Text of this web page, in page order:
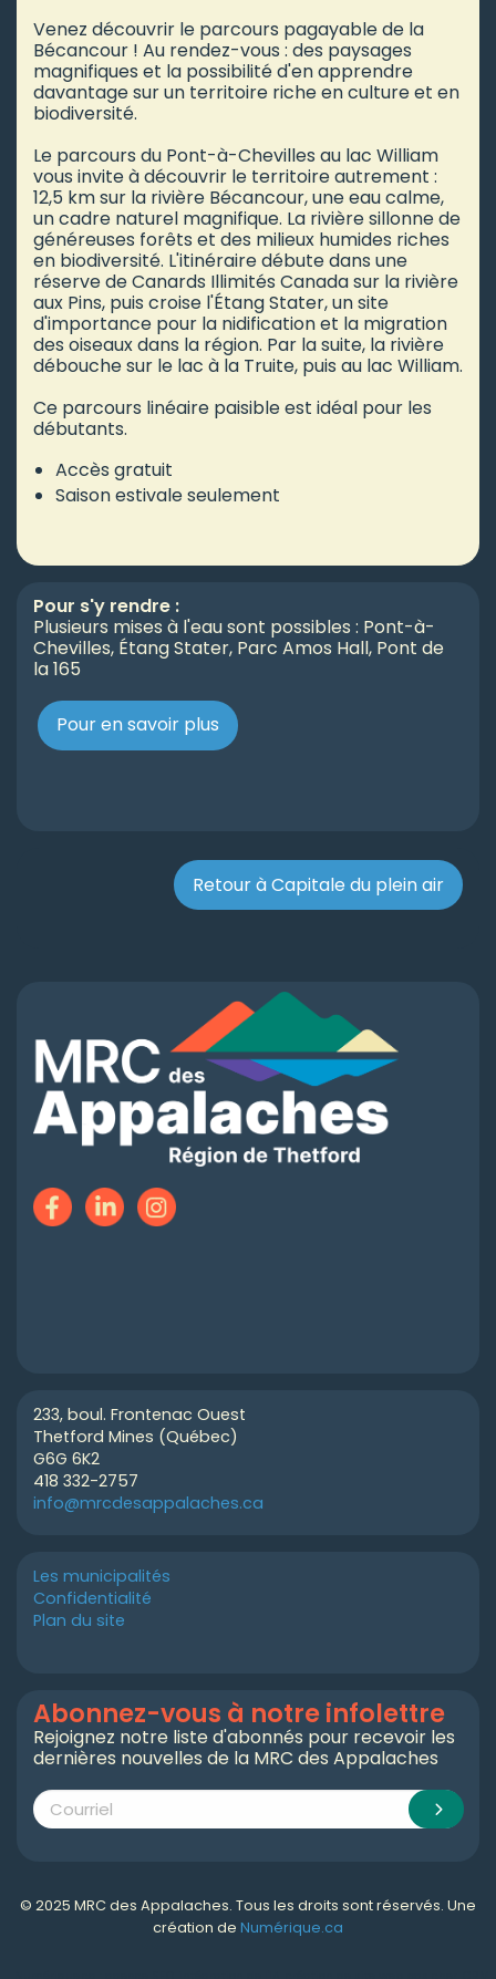
Venez découvrir le parcours pagayable de la
Bécancour ! Au rendez-vous : des paysages
magnifiques et la possibilité d'en apprendre
davantage sur un territoire riche en culture et en
biodiversité.
Le parcours du Pont-à-Chevilles au lac William
vous invite à découvrir le territoire autrement :
12,5 km sur la rivière Bécancour, une eau calme,
un cadre naturel magnifique. La rivière sillonne de
généreuses forêts et des milieux humides riches
en biodiversité. L'itinéraire débute dans une
réserve de Canards Illimités Canada sur la rivière
aux Pins, puis croise l'Étang Stater, un site
d'importance pour la nidification et la migration
des oiseaux dans la région. Par la suite, la rivière
débouche sur le lac à la Truite, puis au lac William.
Ce parcours linéaire paisible est idéal pour les
débutants.
Accès gratuit
Saison estivale seulement
Pour s'y rendre :
Plusieurs mises à l'eau sont possibles : Pont-à-
Chevilles, Étang Stater, Parc Amos Hall, Pont de
la 165
Pour en savoir plus
Retour à Capitale du plein air
233, boul. Frontenac Ouest
Thetford Mines (Québec)
G6G 6K2
418 332-2757
info@mrcdesappalaches.ca
Les municipalités
Confidentialité
Plan du site
Abonnez-vous à notre infolettre
Rejoignez notre liste d'abonnés pour recevoir les
dernières nouvelles de la MRC des Appalaches
© 2025 MRC des Appalaches. Tous les droits sont réservés. Une
création de Numérique.ca